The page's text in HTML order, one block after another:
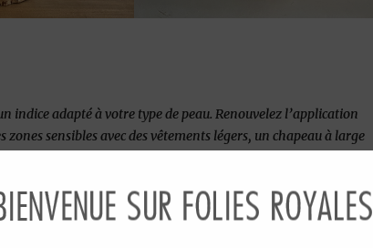
indice adapté à votre type de peau. Renouvelez l’application
sensibles avec des vêtements légers, un chapeau à large
très fort, surtout entre 10h et 16h.
mais n’hésitez pas à vous orienter vers de jolies
SUR FOLIES ROYALES